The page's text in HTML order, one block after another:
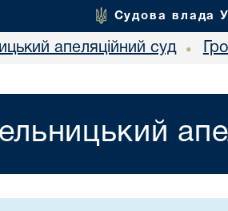
Судова влада
апеляційний суд •